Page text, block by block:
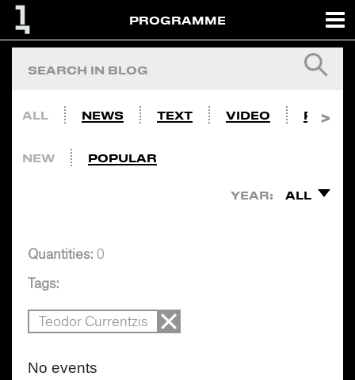
PROGRAMME
ALL NEWS TEXT VIDEO PHOTO
NEW POPULAR
YEAR: ALL
Quantities: 0
Tags:
Teodor Currentzis
No events